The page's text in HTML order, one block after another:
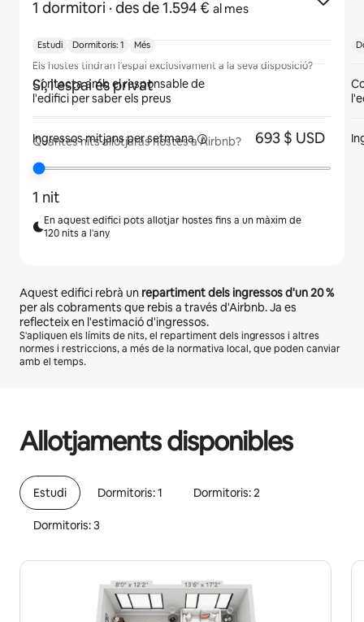
1 dormitori · des de 1.594 € al mes
Els hostes tindran l'espai exclusivament a la seva disposició?
Sí, l'espai és privat
Quantes nits allotjaràs hostes a Airbnb?
1 nit
En aquest edifici pots allotjar hostes fins a un màxim de
120 nits a l'any
Aquest edifici rebrà un repartiment dels ingressos d'un20 %
per als cobraments que rebis a través d'Airbnb. Ja es
reflecteix en l'estimació d'ingressos.
S'apliquen els límits de nits, el repartiment dels ingressos i altres
normes i restriccions, a més de la normativa local, que poden canviar
amb el temps.
Allotjaments disponibles
Estudi Dormitoris: 1 Dormitoris: 2
Dormitoris: 3
Estudi Dormitoris: 1 Més
Contacta amb el responsable de
l'edifici per saber els preus
Ingressos mitjansper setmana 693 $ USD